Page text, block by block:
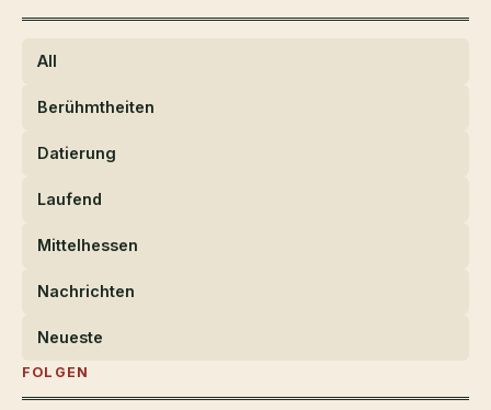
All
Berühmtheiten
Datierung
Laufend
Mittelhessen
Nachrichten
Neueste
FOLGEN